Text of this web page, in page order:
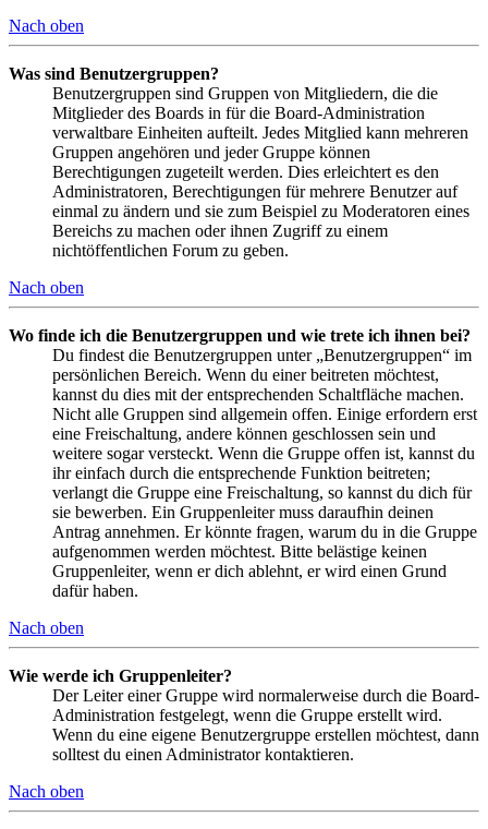
Nach oben
Was sind Benutzergruppen?
Benutzergruppen sind Gruppen von Mitgliedern, die die
Mitglieder des Boards in für die Board-Administration
verwaltbare Einheiten aufteilt. Jedes Mitglied kann mehreren
Gruppen angehören und jeder Gruppe können
Berechtigungen zugeteilt werden. Dies erleichtert es den
Administratoren, Berechtigungen für mehrere Benutzer auf
einmal zu ändern und sie zum Beispiel zu Moderatoren eines
Bereichs zu machen oder ihnen Zugriff zu einem
nichtöffentlichen Forum zu geben.
Nach oben
Wo finde ich die Benutzergruppen und wie trete ich ihnen bei?
Du findest die Benutzergruppen unter „Benutzergruppen“ im
persönlichen Bereich. Wenn du einer beitreten möchtest,
kannst du dies mit der entsprechenden Schaltfläche machen.
Nicht alle Gruppen sind allgemein offen. Einige erfordern erst
eine Freischaltung, andere können geschlossen sein und
weitere sogar versteckt. Wenn die Gruppe offen ist, kannst du
ihr einfach durch die entsprechende Funktion beitreten;
verlangt die Gruppe eine Freischaltung, so kannst du dich für
sie bewerben. Ein Gruppenleiter muss daraufhin deinen
Antrag annehmen. Er könnte fragen, warum du in die Gruppe
aufgenommen werden möchtest. Bitte belästige keinen
Gruppenleiter, wenn er dich ablehnt, er wird einen Grund
dafür haben.
Nach oben
Wie werde ich Gruppenleiter?
Der Leiter einer Gruppe wird normalerweise durch die Board-
Administration festgelegt, wenn die Gruppe erstellt wird.
Wenn du eine eigene Benutzergruppe erstellen möchtest, dann
solltest du einen Administrator kontaktieren.
Nach oben